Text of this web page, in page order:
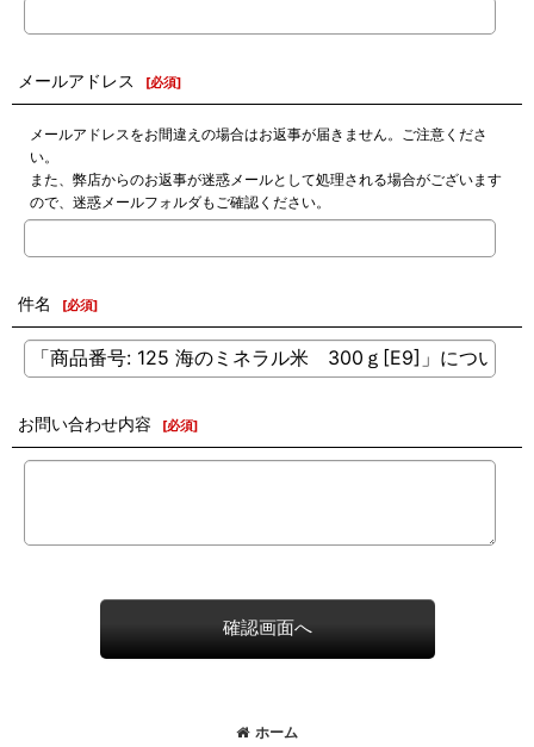
メールアドレス [必須]
メールアドレスをお間違えの場合はお返事が届きません。ご注意くださ
い。
また、弊店からのお返事が迷惑メールとして処理される場合がございます
ので、迷惑メールフォルダもご確認ください。
件名 [必須]
お問い合わせ内容 [必須]
確認画面へ
ホーム